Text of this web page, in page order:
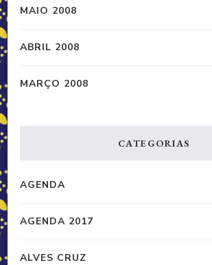
MAIO 2008
ABRIL 2008
MARÇO 2008
CATEGORIAS
AGENDA
AGENDA 2017
ALVES CRUZ